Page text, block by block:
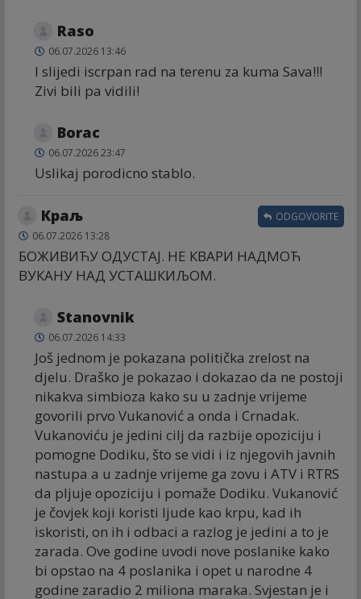
Raso
06.07.2026 13:46
I slijedi iscrpan rad na terenu za kuma Sava!!!
Zivi bili pa vidili!
Borac
06.07.2026 23:47
Uslikaj porodicno stablo.
Краљ
06.07.2026 13:28
БОЖИВИЋУ ОДУСТАЈ. НЕ КВАРИ НАДМОЋ
ВУКАНУ НАД УСТАШКИЉОМ.
ODGOVORITE
Stanovnik
06.07.2026 14:33
Još jednom je pokazana politička zrelost na
djelu. Draško je pokazao i dokazao da ne postoji
nikakva simbioza kako su u zadnje vrijeme
govorili prvo Vukanović a onda i Crnadak.
Vukanoviću je jedini cilj da razbije opoziciju i
pomogne Dodiku, što se vidi i iz njegovih javnih
nastupa a u zadnje vrijeme ga zovu i ATV i RTRS
da pljuje opoziciju i pomaže Dodiku. Vukanović
je čovjek koji koristi ljude kao krpu, kad ih
iskoristi, on ih i odbaci a razlog je jedini a to je
zarada. Ove godine uvodi nove poslanike kako
bi opstao na 4 poslanika i opet u narodne 4
godine zaradio 2 miliona maraka. Svjestan je i